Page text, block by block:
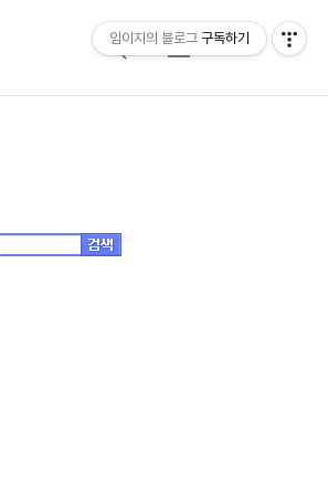
검
메
임이지의 블로그 구독하기